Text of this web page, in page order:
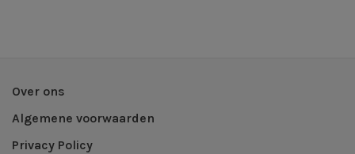
Over ons
Algemene voorwaarden
Privacy Policy